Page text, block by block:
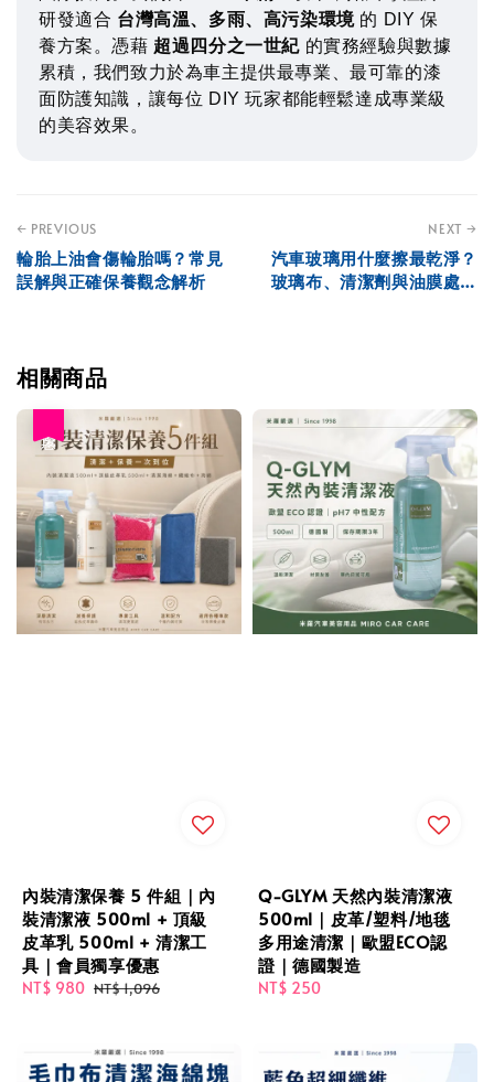
研發適合 台灣高溫、多雨、高污染環境的 DIY 保
養方案。憑藉 超過四分之一世紀 的實務經驗與數據
累積，我們致力於為車主提供最專業、最可靠的漆
面防護知識，讓每位 DIY 玩家都能輕鬆達成專業級
的美容效果。
← PREVIOUS
輪胎上油會傷輪胎嗎？常見
誤解與正確保養觀念解析
NEXT →
汽車玻璃用什麼擦最乾淨？
玻璃布、清潔劑與油膜處理
相關商品
內裝清潔保養 5 件組｜內
裝清潔液 500ml + 頂級
皮革乳 500ml + 清潔工
具｜會員獨享優惠
Sale
NT$ 980 Regular
NT$ 1,096
Q-GLYM 天然內裝清潔液
500ml｜皮革/塑料/地毯
多用途清潔｜歐盟ECO認
證｜德國製造
Regular
NT$ 250